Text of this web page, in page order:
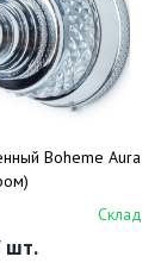
Boheme Aura
Склад
шт.